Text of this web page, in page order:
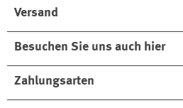
Versand
Besuchen Sie uns auch hier
Zahlungsarten